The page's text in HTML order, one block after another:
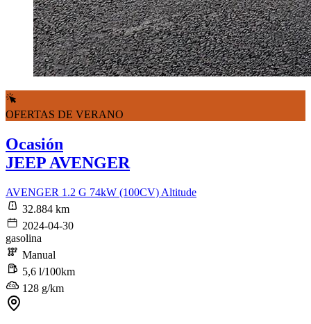
OFERTAS DE VERANO
Ocasión
JEEP AVENGER
AVENGER 1.2 G 74kW (100CV) Altitude
32.884 km
2024-04-30
gasolina
Manual
5,6 l/100km
128 g/km